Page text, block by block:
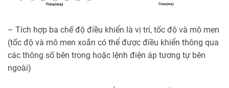
– Tích hợp ba chế độ điều khiển là vị trí, tốc độ và mô men
(tốc độ và mô men xoắn có thể được điều khiển thông qua
các thông số bên trong hoặc lệnh điện áp tương tự bên
ngoài)